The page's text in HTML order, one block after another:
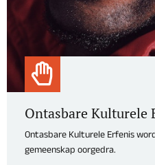
Ontasbare Kulturele
Ontasbare Kulturele Erfenis
gemeenskap oorgedra.